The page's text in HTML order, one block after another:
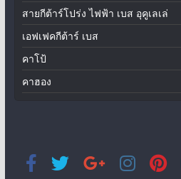
สายกีต้าร์โปร่ง ไฟฟ้า เบส อุคูเลเล่
เอฟเฟคกีต้าร์ เบส
คาโป้
คาฮอง